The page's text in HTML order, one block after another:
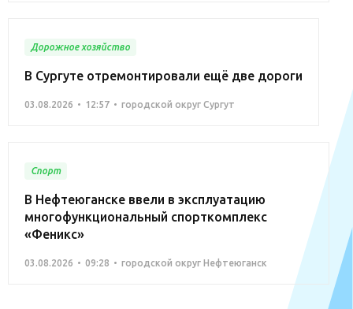
Дорожное хозяйство
В Сургуте отремонтировали ещё две дороги
03.08.2026 12:57 городской округ Сургут
Спорт
В Нефтеюганске ввели в эксплуатацию
многофункциональный спорткомплекс
«Феникс»
03.08.2026 09:28 городской округ Нефтеюганск